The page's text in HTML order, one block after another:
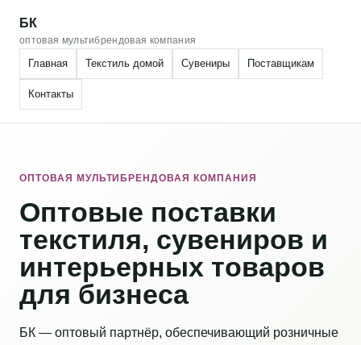
БК
оптовая мультибрендовая компания
Главная Текстиль домой Сувениры Поставщикам
Контакты
ОПТОВАЯ МУЛЬТИБРЕНДОВАЯ КОМПАНИЯ
Оптовые поставки
текстиля, сувениров и
интерьерных товаров
для бизнеса
БК — оптовый партнёр, обеспечивающий розничные